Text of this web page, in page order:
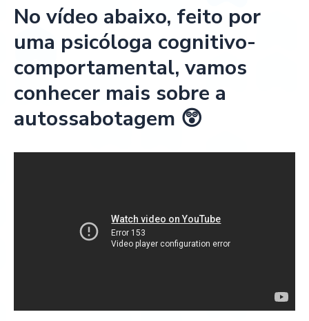
No vídeo abaixo, feito por
uma psicóloga cognitivo-
comportamental, vamos
conhecer mais sobre a
autossabotagem 😲